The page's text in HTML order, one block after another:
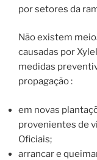
por setores da
Não existem
causadas por
medidas
propagação :
em novas
provenientes de
Oficiais;
arrancar e